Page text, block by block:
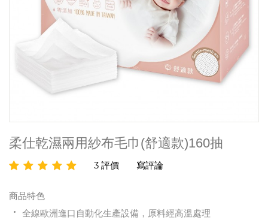
柔仕乾濕兩用紗布毛巾(舒適款)160抽
3 評價 寫評論
商品特色
全線歐洲進口自動化生產設備，原料經高溫處理